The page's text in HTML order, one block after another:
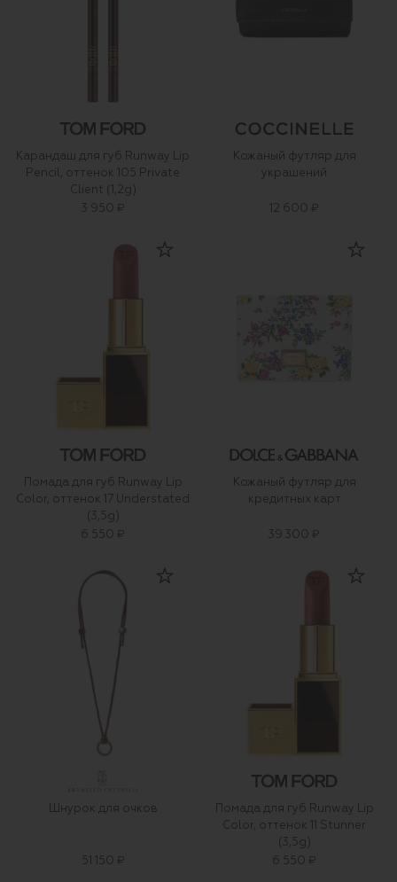
Карандаш для губ Runway Lip
Pencil, оттенок 105 Private
Client (1,2g)
3 950 ₽
Кожаный футляр для
украшений
12 600 ₽
Помада для губ Runway Lip
Color, оттенок 17 Understated
(3,5g)
6 550 ₽
Кожаный футляр для
кредитных карт
39 300 ₽
Шнурок для очков
51 150 ₽
Помада для губ Runway Lip
Color, оттенок 11 Stunner
(3,5g)
6 550 ₽